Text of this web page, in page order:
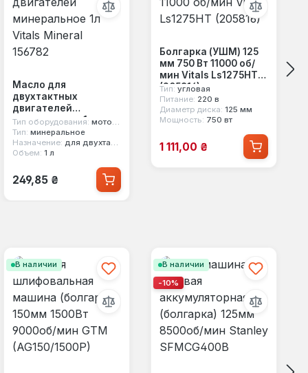
Масло для
двухтактных
двигателей
минеральное 1л
Vitals Mineral 156782
Тип оборудования: моторное масло
Тип: минеральное
Назначение: для двухтактных двигателей
Объем: 1 л
Обычная цена:
249,85 ₴
Болгарка (УШМ) 125
мм 750 Вт 11000 об/
мин Vitals Ls1275HT
(205816)
Тип: угловая
Питание: 220 в
Диаметр диска: 125 мм
Мощность: 750 вт
Цена продажи:
1 111,00 ₴
В наличии
В наличии
-10%